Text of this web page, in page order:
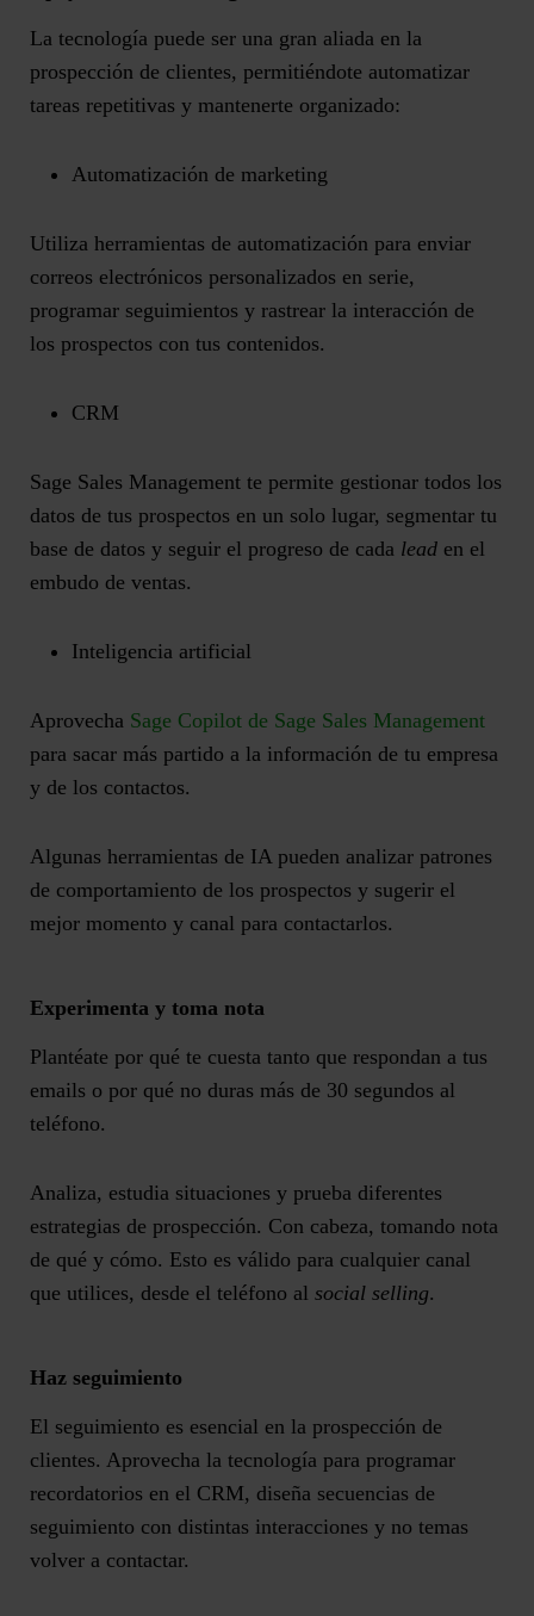
La tecnología puede ser una gran aliada en la
prospección de clientes, permitiéndote automatizar
tareas repetitivas y mantenerte organizado:
Automatización de marketing
Utiliza herramientas de automatización para enviar
correos electrónicos personalizados en serie,
programar seguimientos y rastrear la interacción de
los prospectos con tus contenidos.
CRM
Sage Sales Management te permite gestionar todos los
datos de tus prospectos en un solo lugar, segmentar tu
base de datos y seguir el progreso de cada lead en el
embudo de ventas.
Inteligencia artificial
Aprovecha Sage Copilot de Sage Sales Management
para sacar más partido a la información de tu empresa
y de los contactos.
Algunas herramientas de IA pueden analizar patrones
de comportamiento de los prospectos y sugerir el
mejor momento y canal para contactarlos.
Experimenta y toma nota
Plantéate por qué te cuesta tanto que respondan a tus
emails o por qué no duras más de 30 segundos al
teléfono.
Analiza, estudia situaciones y prueba diferentes
estrategias de prospección. Con cabeza, tomando nota
de qué y cómo. Esto es válido para cualquier canal
que utilices, desde el teléfono al social selling.
Haz seguimiento
El seguimiento es esencial en la prospección de
clientes. Aprovecha la tecnología para programar
recordatorios en el CRM, diseña secuencias de
seguimiento con distintas interacciones y no temas
volver a contactar.